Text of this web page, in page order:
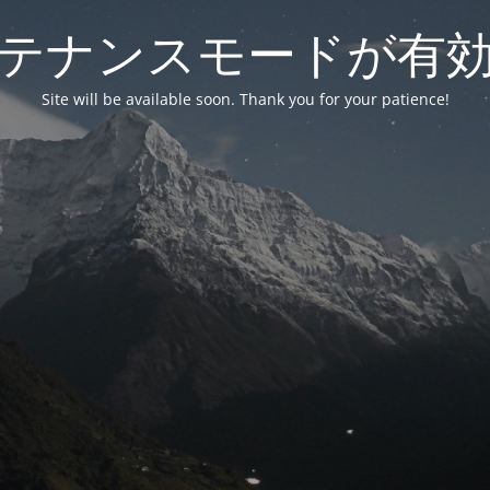
ナンスモードが有
Site will be available soon. Thank you for your patience!